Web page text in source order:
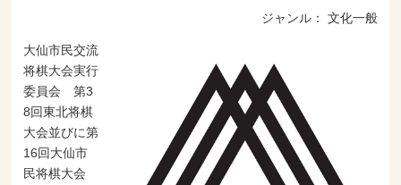
ジャンル： 文化一般
大仙市民交流
将棋大会実行
委員会 第3
8回東北将棋
大会並びに第
16回大仙市
民将棋大会